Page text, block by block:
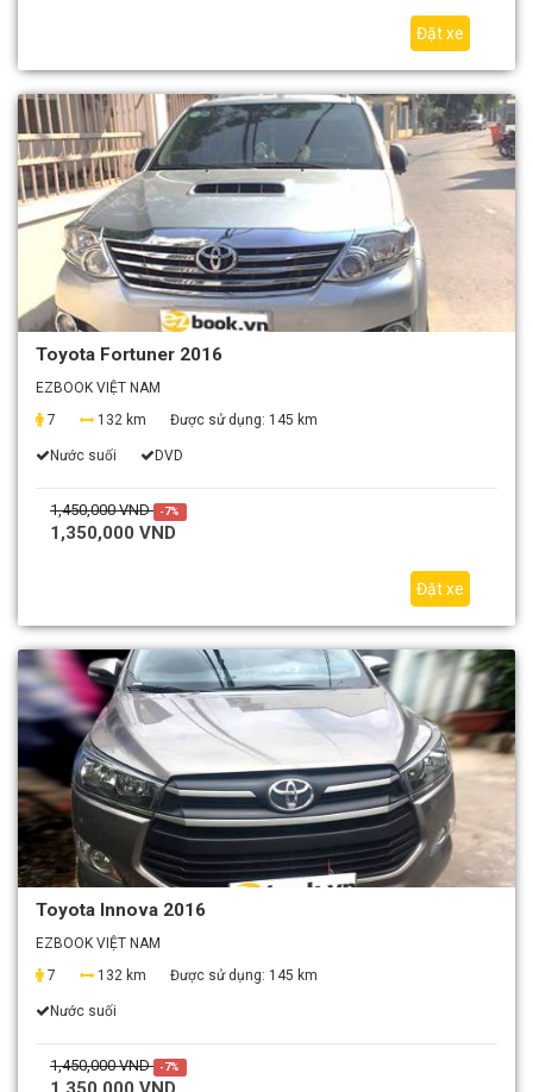
Đặt xe
Toyota Fortuner 2016
EZBOOK VIỆT NAM
7
132 km Được sử dụng: 145 km
Nước suối DVD
1,450,000 VND -7%
1,350,000 VND
Đặt xe
Toyota Innova 2016
EZBOOK VIỆT NAM
7
132 km Được sử dụng: 145 km
Nước suối
1,450,000 VND -7%